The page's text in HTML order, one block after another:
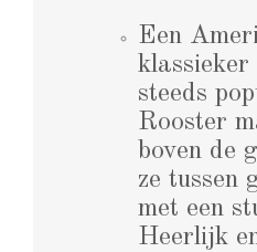
Een
steeds
Rooster
boven de
ze tussen
met een
Heerlijk